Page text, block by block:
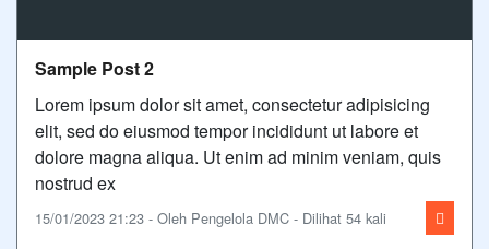
Sample Post 2
Lorem ipsum dolor sit amet, consectetur adipisicing
elit, sed do eiusmod tempor incididunt ut labore et
dolore magna aliqua. Ut enim ad minim veniam, quis
nostrud ex
15/01/2023 21:23 - Oleh Pengelola DMC - Dilihat 54 kali